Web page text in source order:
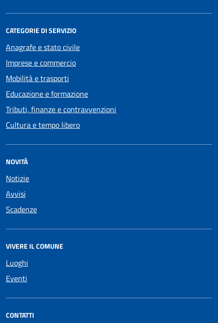
CATEGORIE DI SERVIZIO
Anagrafe e stato civile
Imprese e commercio
Mobilità e trasporti
Educazione e formazione
Tributi, finanze e contravvenzioni
Cultura e tempo libero
NOVITÀ
Notizie
Avvisi
Scadenze
VIVERE IL COMUNE
Luoghi
Eventi
CONTATTI